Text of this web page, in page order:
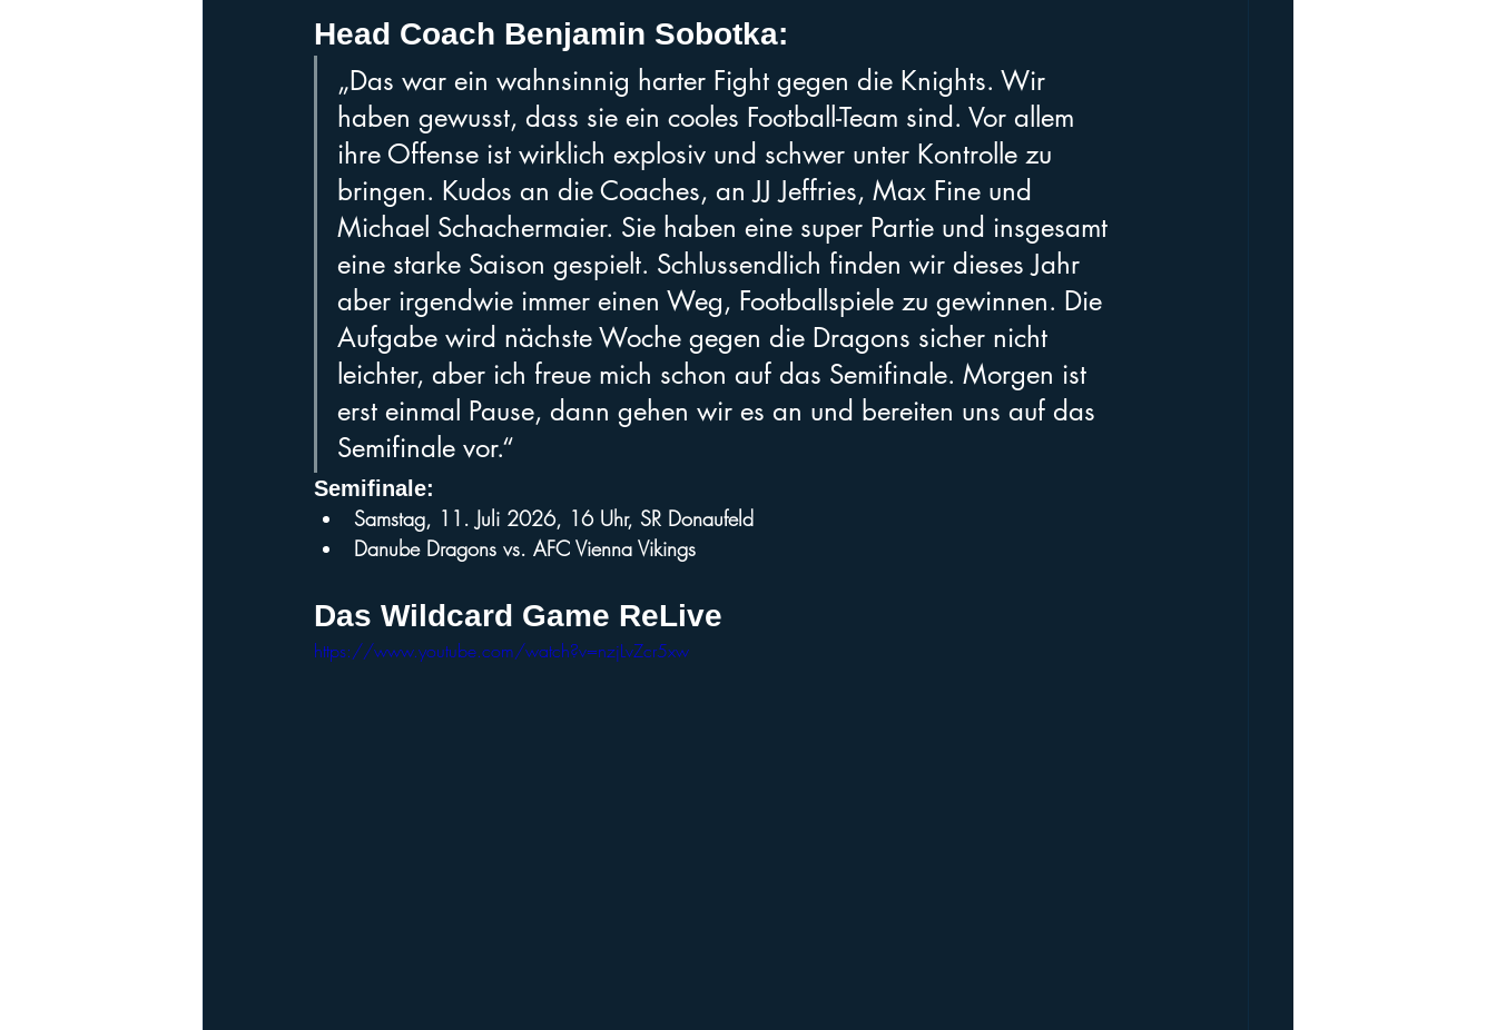
Head Coach Benjamin Sobotka:
„Das war ein wahnsinnig harter Fight gegen die Knights. Wir
haben gewusst, dass sie ein cooles Football-Team sind. Vor allem
ihre Offense ist wirklich explosiv und schwer unter Kontrolle zu
bringen. Kudos an die Coaches, an JJ Jeffries, Max Fine und
Michael Schachermaier. Sie haben eine super Partie und insgesamt
eine starke Saison gespielt. Schlussendlich finden wir dieses Jahr
aber irgendwie immer einen Weg, Footballspiele zu gewinnen. Die
Aufgabe wird nächste Woche gegen die Dragons sicher nicht
leichter, aber ich freue mich schon auf das Semifinale. Morgen ist
erst einmal Pause, dann gehen wir es an und bereiten uns auf das
Semifinale vor.“
Semifinale:
Samstag, 11. Juli 2026, 16 Uhr, SR Donaufeld
Danube Dragons vs. AFC Vienna Vikings
Das Wildcard Game ReLive
https://www.youtube.com/watch?v=nzjLvZcr5xw